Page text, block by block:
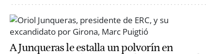
A Junqueras le estalla un polvorín en